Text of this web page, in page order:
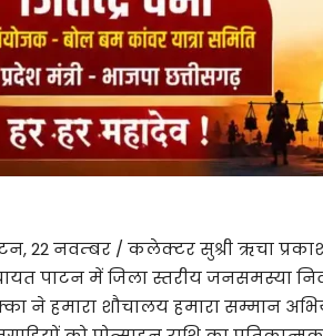
22 नवम्बर / कलेक्टर सुश्री ऋचा
पाटन में जिला स्तरीय जनसमस्या
ने हमारा शौचालय हमारा सम्मान